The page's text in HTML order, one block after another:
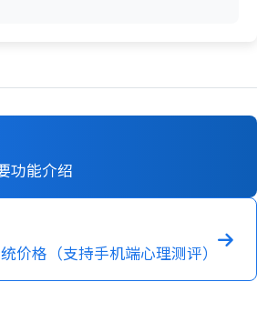
功能介绍
价格（支持手机端心理测评）